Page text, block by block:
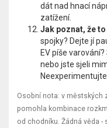
dát nad hnací
zatížení.
Jak poznat, že
spojky? Dejte jí
EV píše
nebo jste sjeli
Osobní nota: v městských
pomohla kombinace
od chodníku. Žádná věda -